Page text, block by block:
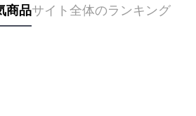
商品サイト全体のランキング